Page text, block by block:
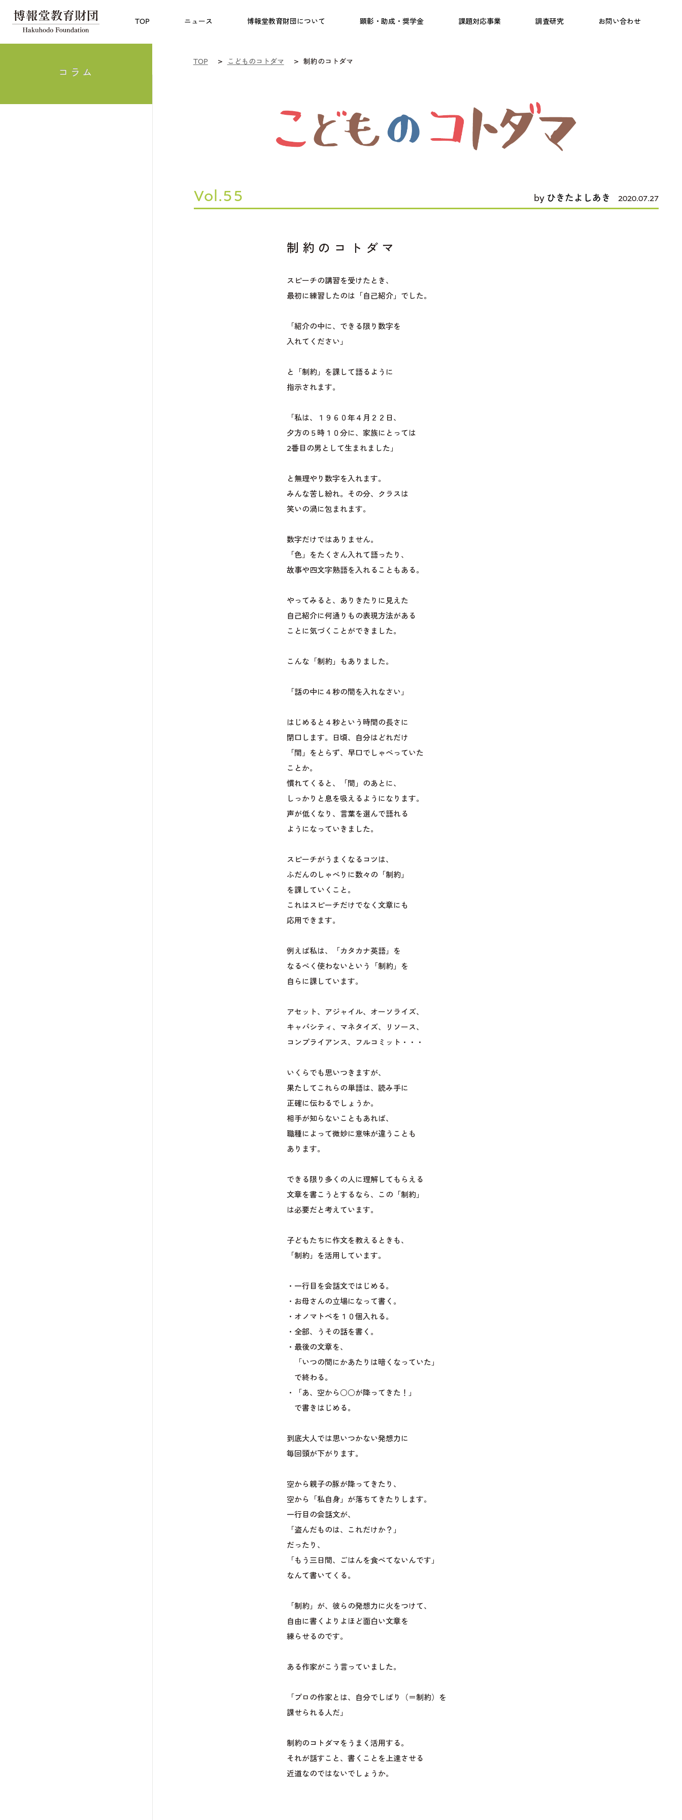
TOP ニュース 博報堂教育財団について 顕彰・助成・奨学金 課題対応事業 調査研究 お問い合わせ
についての研究助成 奨学金 フェローシップ プログラム 社会啓発事業 プログラム こども研究所
コラム
TOP こどものコトダマ 制約のコトダマ
Vol.55 by ひきたよしあき 2020.07.27
制約のコトダマ
スピーチの講習を受けたとき、
最初に練習したのは「自己紹介」でした。
「紹介の中に、できる限り数字を
入れてください」
と「制約」を課して語るように
指示されます。
「私は、１９６０年４月２２日、
夕方の５時１０分に、家族にとっては
2番目の男として生まれました」
と無理やり数字を入れます。
みんな苦し紛れ。その分、クラスは
笑いの渦に包まれます。
数字だけではありません。
「色」をたくさん入れて語ったり、
故事や四文字熟語を入れることもある。
やってみると、ありきたりに見えた
自己紹介に何通りもの表現方法がある
ことに気づくことができました。
こんな「制約」もありました。
「話の中に４秒の間を入れなさい」
はじめると４秒という時間の長さに
閉口します。日頃、自分はどれだけ
「間」をとらず、早口でしゃべっていた
ことか。
慣れてくると、「間」のあとに、
しっかりと息を吸えるようになります。
声が低くなり、言葉を選んで語れる
ようになっていきました。
スピーチがうまくなるコツは、
ふだんのしゃべりに数々の「制約」
を課していくこと。
これはスピーチだけでなく文章にも
応用できます。
例えば私は、「カタカナ英語」を
なるべく使わないという「制約」を
自らに課しています。
アセット、アジャイル、オーソライズ、
キャパシティ、マネタイズ、リソース、
コンプライアンス、フルコミット・・・
いくらでも思いつきますが、
果たしてこれらの単語は、読み手に
正確に伝わるでしょうか。
相手が知らないこともあれば、
職種によって微妙に意味が違うことも
あります。
できる限り多くの人に理解してもらえる
文章を書こうとするなら、この「制約」
は必要だと考えています。
子どもたちに作文を教えるときも、
「制約」を活用しています。
・一行目を会話文ではじめる。
・お母さんの立場になって書く。
・オノマトペを１０個入れる。
・全部、うその話を書く。
・最後の文章を、
「いつの間にかあたりは暗くなっていた」
で終わる。
・「あ、空から○○が降ってきた！」
で書きはじめる。
到底大人では思いつかない発想力に
毎回頭が下がります。
空から親子の豚が降ってきたり、
空から「私自身」が落ちてきたりします。
一行目の会話文が、
「盗んだものは、これだけか？」
だったり、
「もう三日間、ごはんを食べてないんです」
なんて書いてくる。
「制約」が、彼らの発想力に火をつけて、
自由に書くよりよほど面白い文章を
練らせるのです。
ある作家がこう言っていました。
「プロの作家とは、自分でしばり（＝制約）を
課せられる人だ」
制約のコトダマをうまく活用する。
それが話すこと、書くことを上達させる
近道なのではないでしょうか。